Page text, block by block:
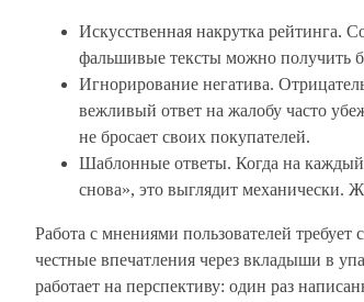
Искусственная накрутка рейтинга.
фальшивые тексты можно получить
Игнорирование негатива.
вежливый ответ на жалобу часто
не бросает своих покупателей.
Шаблонные ответы. Когда на каждый
снова», это выглядит механически.
Работа с мнениями пользователей
честные впечатления через вкладыши в
работает на перспективу: один раз